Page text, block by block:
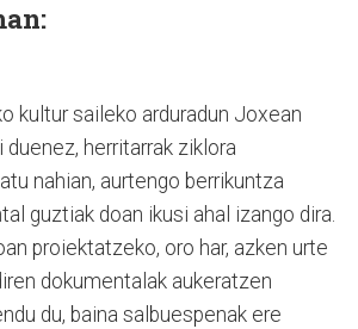
kultur saileko arduradun Joxean
duenez, herritarrak ziklora
nahian, aurtengo berrikuntza
guztiak doan ikusi ahal izango dira.
proiektatzeko, oro har, azken urte
dokumentalak aukeratzen
du, baina salbuespenak ere